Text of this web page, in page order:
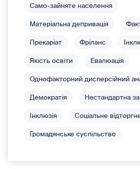
Само-зайняте населення
Матеріальна депривація
Прекаріат Фріланс
Якість освіти Евалюація
Однофакторний дисперсійний
Демократія Нестандартна
Інклюзія Соціальне
Громадянське суспільство